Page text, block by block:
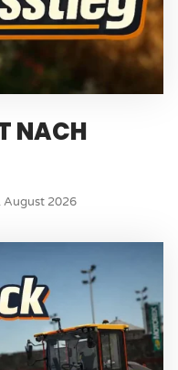
NACH
August 2026